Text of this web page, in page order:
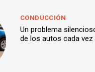
CONDUCCIÓN
Un problema
de los autos cada